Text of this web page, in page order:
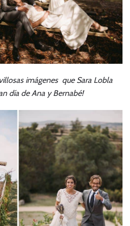
imágenes que Sara Lobla
día de Ana y Bernabé!